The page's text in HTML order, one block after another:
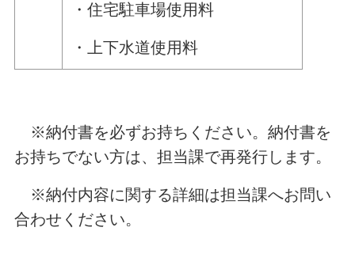
・住宅駐車場使用料
・上下水道使用料
※納付書を必ずお持ちください。納付書を
お持ちでない方は、担当課で再発行します。
※納付内容に関する詳細は担当課へお問い
合わせください。